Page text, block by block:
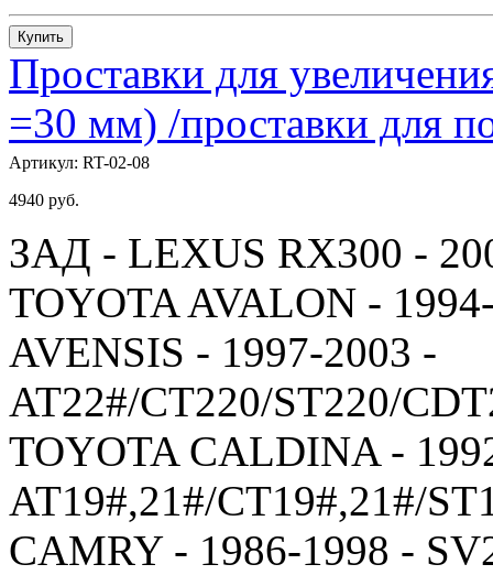
Купить
Проставки для
=30 мм) /проставки для
Артикул: RT-02-08
4940 руб.
ЗАД - LEXUS RX300 -
TOYOTA AVALON -
AVENSIS - 1997-2003 -
AT22#/CT220/ST220/
TOYOTA CALDINA -
AT19#,21#/CT19#,21#/
CAMRY - 1986-1998 -